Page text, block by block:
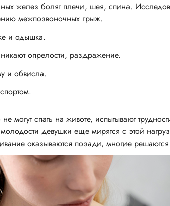
желез болят плечи, шея, спина.
межпозвоночных грыж.
и одышка.
опрелости, раздражение.
и обвисла.
не могут спать на животе, испытывают
девушки еще мирятся с этой
оказываются позади, многие